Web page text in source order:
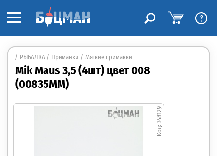
?
РЫБАЛКА Приманки Мягкие приманки
Mik Maus 3,5 (4шт) цвет 008
(00835MM)
348129